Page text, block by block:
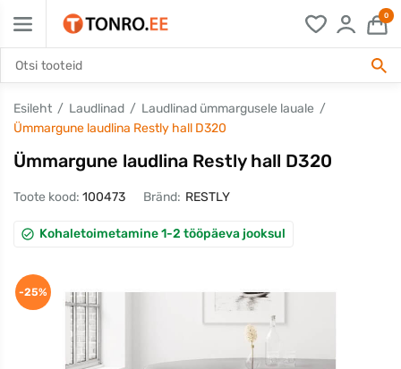
0
Esileht Laudlinad
Laudlinad ümmargusele lauale
Ümmargune laudlina Restly hall D320
Ümmargune laudlina Restly hall D320
Toote kood: 100473 Bränd: RESTLY
Kohaletoimetamine 1-2 tööpäeva jooksul
-25%